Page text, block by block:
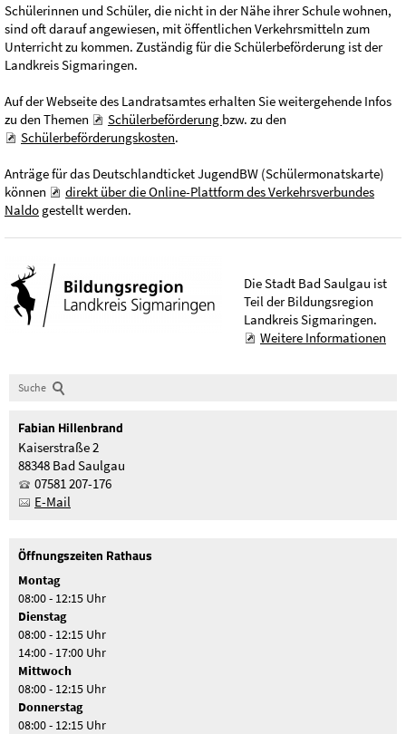
Schülerinnen und Schüler, die nicht in der Nähe ihrer Schule wohnen,
sind oft darauf angewiesen, mit öffentlichen Verkehrsmitteln zum
Unterricht zu kommen. Zuständig für die Schülerbeförderung ist der
Landkreis Sigmaringen.
Auf der Webseite des Landratsamtes erhalten Sie weitergehende Infos
zu den Themen
Schülerbeförderung bzw. zu den
Schülerbeförderungskosten.
Anträge für das Deutschlandticket JugendBW (Schülermonatskarte)
können
direkt über die Online-Plattform des Verkehrsverbundes
Naldo gestellt werden.
Die Stadt Bad Saulgau ist
Teil der Bildungsregion
Landkreis Sigmaringen.
Weitere Informationen
Suche
Fabian Hillenbrand
Kaiserstraße 2
88348 Bad Saulgau
07581 207-176
E-Mail
Öffnungszeiten Rathaus
Montag
08:00 - 12:15 Uhr
Dienstag
08:00 - 12:15 Uhr
14:00 - 17:00 Uhr
Mittwoch
08:00 - 12:15 Uhr
Donnerstag
08:00 - 12:15 Uhr